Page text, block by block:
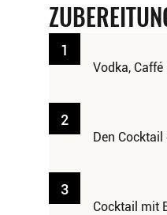
1
Vodka,
2
Den
3
Cocktail mit